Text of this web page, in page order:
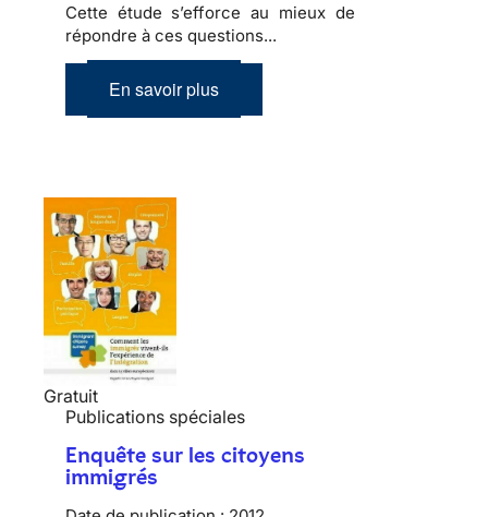
Cette étude s’efforce au mieux de
répondre à ces questions...
En savoir plus
Gratuit
Publications spéciales
Enquête sur les citoyens
immigrés